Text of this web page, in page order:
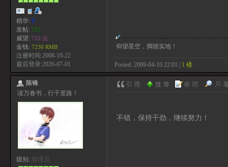
精华: 0
发帖: 723
威望: 723 点
金钱: 7230 RMB
注册时间:2008-10-22
最后登录:2026-07-01
仰望星空，脚踏实地！
Posted: 2009-04-10 22:01 | 1 楼
陈锋
读万卷书，行千里路！
级别: 管理员
不错，保持干劲，继续努力！